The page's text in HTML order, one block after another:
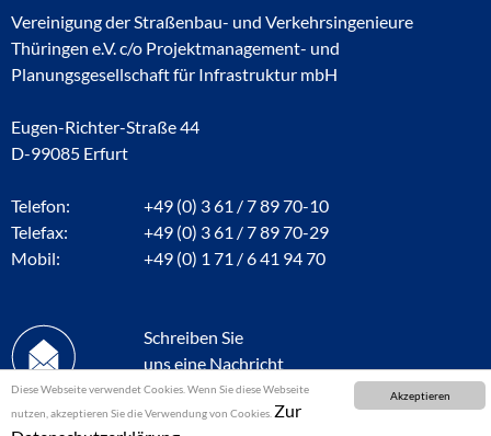
Akzeptieren
Diese Webseite verwendet Cookies. Wenn Sie diese Webseite
nutzen, akzeptieren Sie die Verwendung von Cookies. Zur
Vereinigung der Straßenbau- und Verkehrsingenieure
Thüringen e.V. c/o Projektmanagement- und
Planungsgesellschaft für Infrastruktur mbH
Eugen-Richter-Straße 44
D-99085 Erfurt
Telefon:
+49 (0) 3 61 / 7 89 70-10
Telefax:
+49 (0) 3 61 / 7 89 70-29
Mobil:
+49 (0) 1 71 / 6 41 94 70
Schreiben Sie
uns eine Nachricht